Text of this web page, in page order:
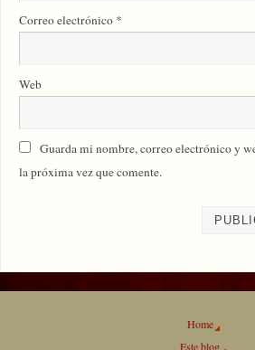
Correo electrónico *
Web
Guarda mi nombre, correo electrónico y
la próxima vez que comente.
Home
Este blog